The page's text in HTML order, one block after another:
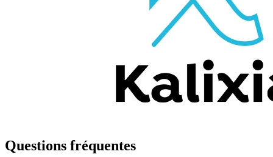
Questions fréquentes